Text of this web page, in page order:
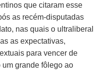
que citaram esse
as recém-disputadas
nas quais o ultraliberal
as expectativas,
para vencer de
grande fôlego ao